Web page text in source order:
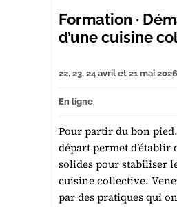
Formation ·
d’une cuisine
22, 23, 24 avril et 21 mai
En ligne
Pour partir du bon
départ permet d’établir
solides pour stabiliser
cuisine collective.
par des pratiques qui